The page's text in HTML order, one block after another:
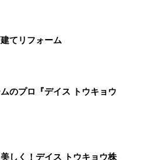
てリフォーム
のプロ『デイス トウキョウ
しく！デイス トウキョウ株